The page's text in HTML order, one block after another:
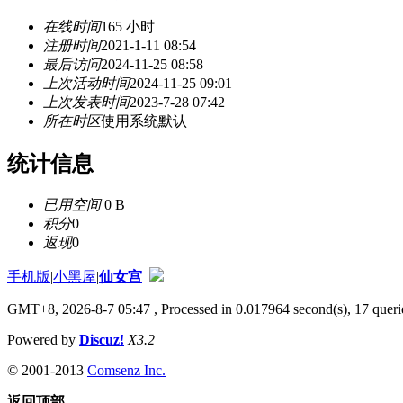
在线时间165 小时
注册时间2021-1-11 08:54
最后访问2024-11-25 08:58
上次活动时间2024-11-25 09:01
上次发表时间2023-7-28 07:42
所在时区使用系统默认
统计信息
已用空间0 B
积分0
返现0
手机版|小黑屋|仙女宫
GMT+8, 2026-8-7 05:47 , Processed in 0.017964 second(s), 17
Powered by Discuz! X3.2
© 2001-2013 Comsenz Inc.